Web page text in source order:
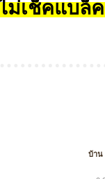
ม่เช็คแบล็
บ้าน